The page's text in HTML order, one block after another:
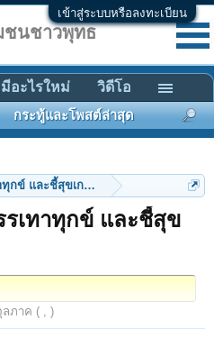
เข้าสู่ระบบหรือลงทะเบียน
ทุกข์ และชี้สุขเกษมสานต์
เทาทุกข์ และชี้สุข
ภาค ( , )
ชนชาวพุทธ
กระทู้และโพสต์ล่าสุด
มีอะไรใหม่ วิดีโอ